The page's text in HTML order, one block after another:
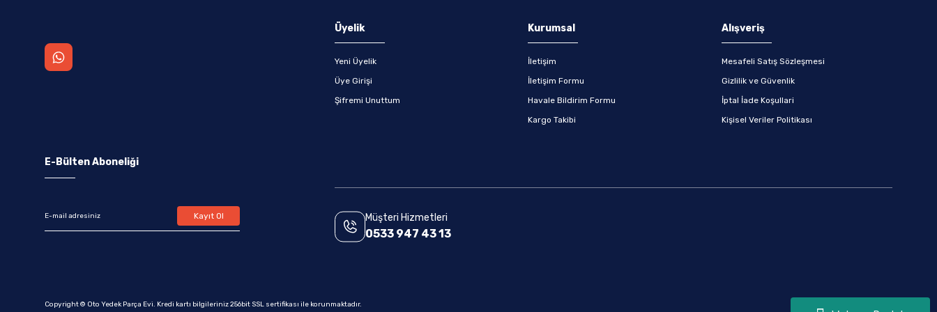
Üyelik
Yeni Üyelik
Üye Girişi
Şifremi Unuttum
Kurumsal
İletişim
İletişim Formu
Havale Bildirim Formu
Kargo Takibi
Alışveriş
Mesafeli Satış Sözleşmesi
Gizlilik ve Güvenlik
İptal İade Koşullari
Kişisel Veriler Politikası
E-Bülten Aboneliği
Kayıt Ol Müşteri Hizmetleri
0533 947 43 13
Copyright © Oto Yedek Parça Evi. Kredi kartı bilgileriniz 256bit SSL sertifikası ile korunmaktadır.